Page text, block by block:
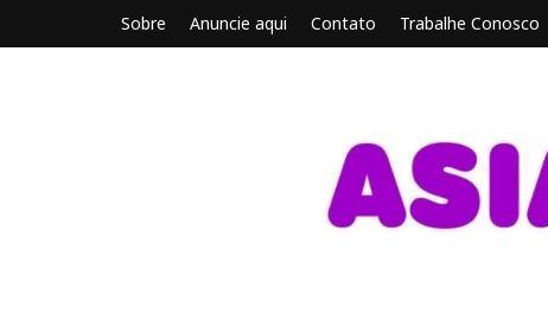
Sobre Anuncie aqui Contato Trabalhe Conosco